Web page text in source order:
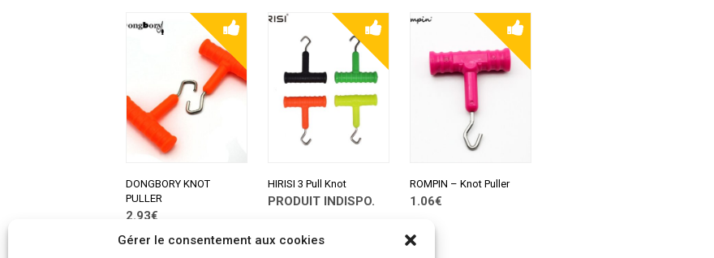
Gérer le consentement aux cookies
DONGBORY KNOT
PULLER
2.93€
CONSULTER SUR
HIRISI 3 Pull Knot
PRODUIT INDISPO.
ALIEXPRESS
ROMPIN – Knot Puller
1.06€
ALIEXPRESS